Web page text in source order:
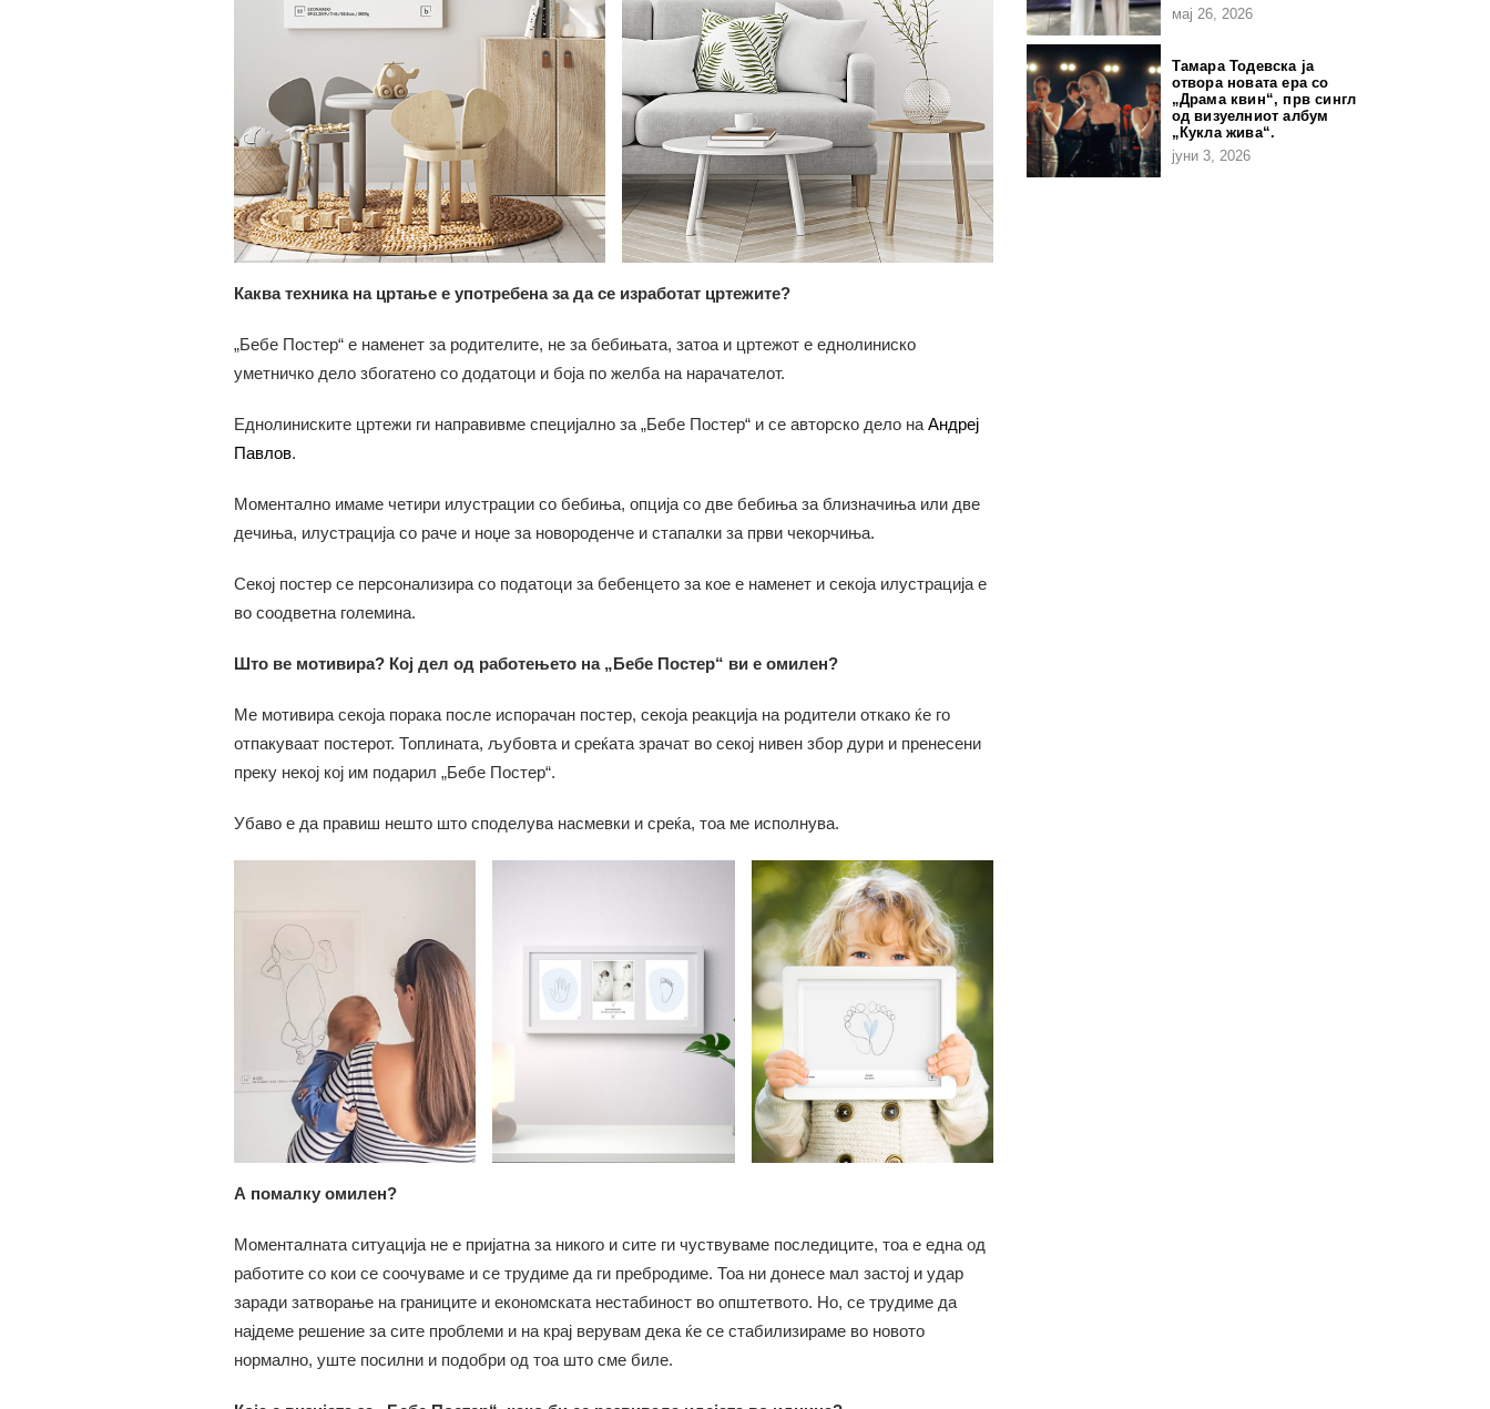
Каква техника на цртање е употребена за да се изработат цртежите?
„Бебе Постер“ е наменет за родителите, не за бебињата, затоа и цртежот е еднолиниско
уметничко дело збогатено со додатоци и боја по желба на нарачателот.
Еднолиниските цртежи ги направивме специјално за „Бебе Постер“ и се авторско дело на Андреј
Павлов.
Моментално имаме четири илустрации со бебиња, опција со две бебиња за близначиња или две
дечиња, илустрација со раче и ноџе за новороденче и стапалки за први чекорчиња.
Секој постер се персонализира со податоци за бебенцето за кое е наменет и секоја илустрација е
во соодветна големина.
Што ве мотивира? Кој дел од работењето на „Бебе Постер“ ви е омилен?
Ме мотивира секоја порака после испорачан постер, секоја реакција на родители откако ќе го
отпакуваат постерот. Топлината, љубовта и среќата зрачат во секој нивен збор дури и пренесени
преку некој кој им подарил „Бебе Постер“.
Убаво е да правиш нешто што споделува насмевки и среќа, тоа ме исполнува.
А помалку омилен?
Моменталната ситуација не е пријатна за никого и сите ги чуствуваме последиците, тоа е една од
работите со кои се соочуваме и се трудиме да ги пребродиме. Тоа ни донесе мал застој и удар
заради затворање на границите и економската нестабиност во општетвото. Но, се трудиме да
најдеме решение за сите проблеми и на крај верувам дека ќе се стабилизираме во новото
нормално, уште посилни и подобри од тоа што сме биле.
мај 26, 2026
Тамара Тодевска ја
отвора новата ера со
„Драма квин“, прв сингл
од визуелниот албум
„Кукла жива“.
јуни 3, 2026